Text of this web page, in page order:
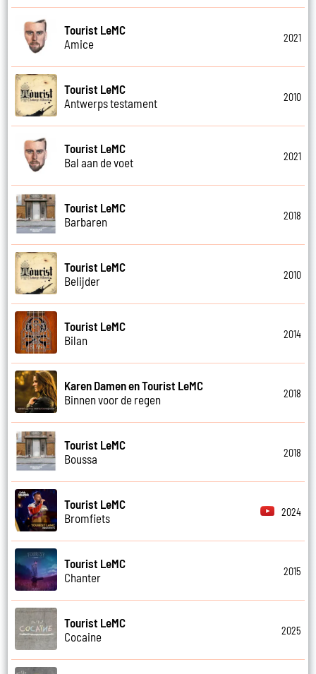
Tourist LeMC
Amice
2021
Tourist LeMC
Antwerps testament
2010
Tourist LeMC
Bal aan de voet
2021
Tourist LeMC
Barbaren
2018
Tourist LeMC
Belijder
2010
Tourist LeMC
Bilan
2014
Karen Damen en Tourist LeMC
Binnen voor de regen
2018
Tourist LeMC
Boussa
2018
Tourist LeMC
Bromfiets
2024
Tourist LeMC
Chanter
2015
Tourist LeMC
Cocaine
2025